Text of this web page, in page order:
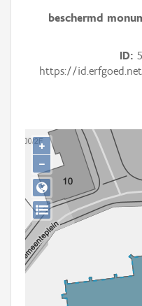
Waarneming
Gebeurtenis
Downloads
Hergebruik
Aanmelden
beschermd
ID
https://
+
−